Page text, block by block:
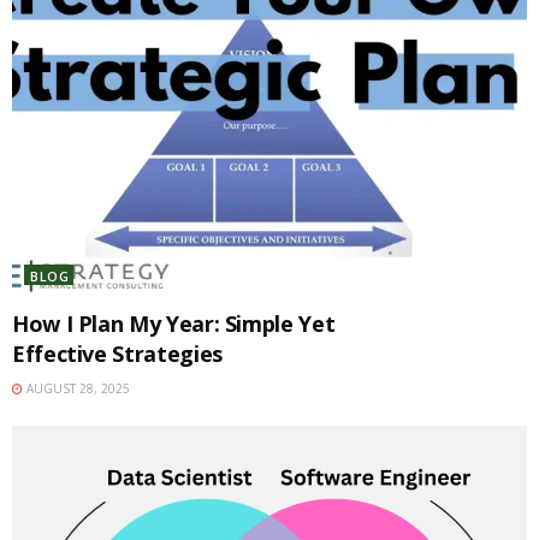
BLOG
How I Plan My Year: Simple Yet
Effective Strategies
AUGUST 28, 2025